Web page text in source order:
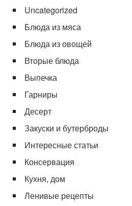
Uncategorized
Блюда из мяса
Блюда из овощей
Вторые блюда
Выпечка
Гарниры
Десерт
Закуски и бутерброды
Интересные статьи
Консервация
Кухня, дом
Ленивые рецепты